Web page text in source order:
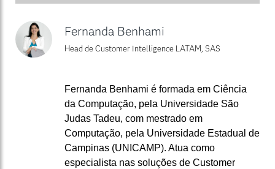
Fernanda Benhami
Head de Customer Intelligence LATAM, SAS
Fernanda Benhami é formada em Ciência
da Computação, pela Universidade São
Judas Tadeu, com mestrado em
Computação, pela Universidade Estadual de
Campinas (UNICAMP). Atua como
especialista nas soluções de Customer